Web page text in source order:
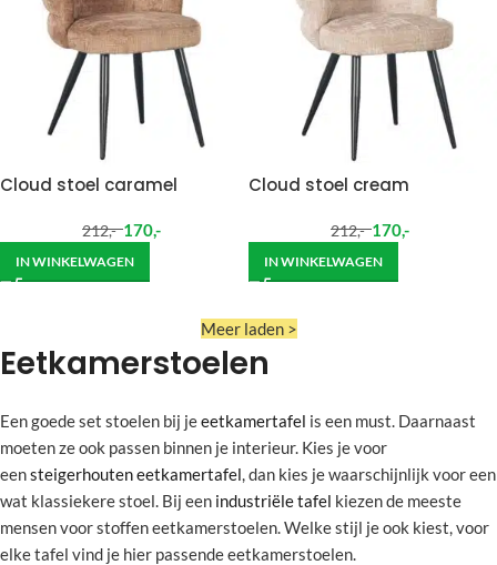
Cloud stoel caramel
212,- 170,-
IN WINKELWAGEN
Cloud stoel cream
212,- 170,-
IN WINKELWAGEN
Meer laden >
Eetkamerstoelen
Een goede set stoelen bij jeeetkamertafel is een must. Daarnaast
moeten ze ook passen binnen je interieur. Kies je voor
eensteigerhouten eetkamertafel, dan kies je waarschijnlijk voor een
wat klassiekere stoel. Bij een industriële tafel kiezen de meeste
mensen voor stoffen eetkamerstoelen. Welke stijl je ook kiest, voor
elke tafel vind je hier passende eetkamerstoelen.